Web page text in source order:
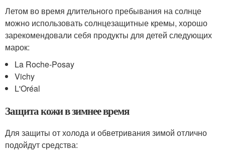
Летом во время длительного пребывания на солнце
можно использовать солнцезащитные кремы, хорошо
зарекомендовали себя продукты для детей следующих
марок:
La Roche-Posay
Vichy
L'Oréal
Защита кожи в зимнее время
Для защиты от холода и обветривания зимой отлично
подойдут средства: